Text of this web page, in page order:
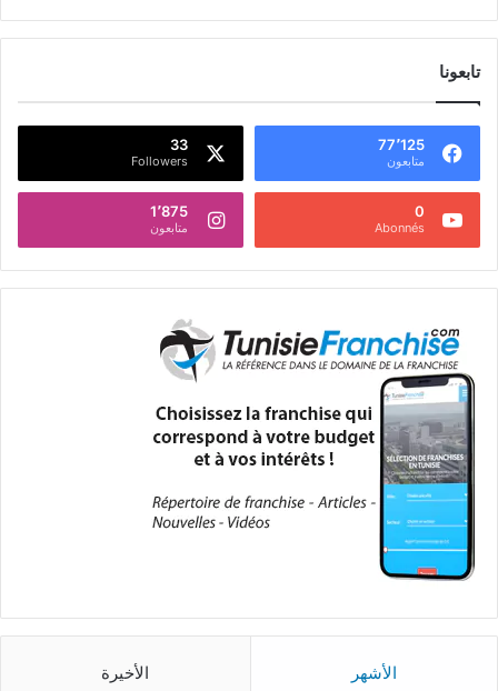
تابعونا
77٬125
متابعون
33
Followers
0
Abonnés
1٬875
متابعون
الأشهر الأخيرة